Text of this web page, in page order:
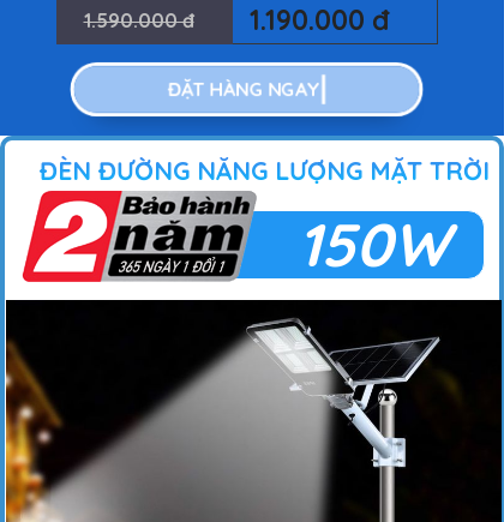
1.190.000 đ
1.590.000 đ
ĐẶT HÀNG NGAY
ĐÈN ĐƯỜNG NĂNG LƯỢNG MẶT TRỜI
150W